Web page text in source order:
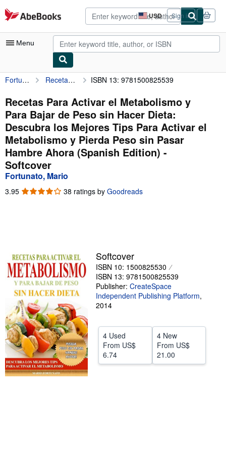
Skip to main content
AbeBooks.com USD
Site
shopping
preferences
Sign in
Menu
My Account
My Purchases
Advanced Search
Browse Collections
Rare Books
Art & Collectibles
Textbooks
CLOSE
Fortunato, Mario Recetas Para Activar el Metabolismo y Para Bajar de Peso sin Hacer Dieta: Descubra los Mejores Tips Para Activar el Metabolismo y Pierda Peso sin Pasar Hambre Ahora (Spanish Edition) ISBN 13: 9781500825539
Recetas Para Activar el Metabolismo y
Para Bajar de Peso sin Hacer Dieta:
Descubra los Mejores Tips Para Activar el
Metabolismo y Pierda Peso sin Pasar
Hambre Ahora (Spanish Edition) -
Softcover
Fortunato, Mario
3.95 3.95
38 ratings by Goodreads
Softcover
ISBN 10: 1500825530
ISBN 13: 9781500825539
Publisher: CreateSpace
Independent Publishing Platform,
2014
4 Used
From US$
6.74
4 New
From US$
21.00